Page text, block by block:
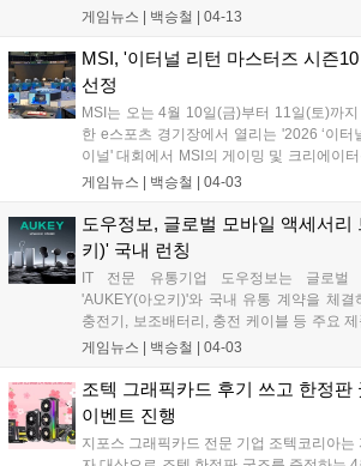
터(Aim Master) 대회'를 개최했다. 해당 이벤
해 높은 점수를 기록한 참가자에게 에어록
스, Prime 유선 게이밍 마우스, QcK Pro
(Large) 등 다양한 경품을 제공할 예정이다....
게임뉴스 | 백승철 04-13
MSI, '이터널 리턴 마스터즈 시즌
선정
MSI는 오는 4월 10일(금)부터 11일(토)까
한 e스포츠 경기장에서 열리는 '2026 ‘이
이널' 대회에서 MSI의 게이밍 및 크리에이
이밍 데스크탑 등 다양한 제품을 전시하고
모니터는 지난해 공식 모델이었던 'MSI
또한 2026년 3월 일산 킨텍스에서 열린 '아
스포츠 공식 대회용 모니터로 선정된 바 있다
게임뉴스 | 백승철 04-03
도우정보, 글로벌 모바일 액세서리
키)' 국내 런칭
IT 전문 유통기업 도우정보는 글로벌
'AUKEY(아오키)'와 국내 유통 계약을 체결
충전기, 보조배터리, 충전 케이블 등 주요
시한다고 밝혔다. AUKEY는 2005년 독일에
전문 기업이다. 브랜드명 AUKEY는 금을 의
책을 의미하는 'Key'의 합성어로, "최상의
사용자에게 새로운 가능성을 제공한다"는 의
게임뉴스 | 백승철 04-03
조텍 그래픽카드 후기 쓰고 한정판
이벤트 진행
지포스 그래픽카드 전문 기업 조텍코리아는